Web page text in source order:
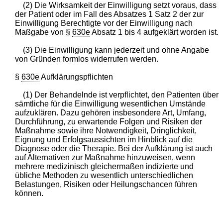
(2) Die Wirksamkeit der Einwilligung setzt voraus, dass
der Patient oder im Fall des Absatzes 1 Satz 2 der zur
Einwilligung Berechtigte vor der Einwilligung nach
Maßgabe von §630eAbsatz 1 bis 4 aufgeklärt worden ist.
(3) Die Einwilligung kann jederzeit und ohne Angabe
von Gründen formlos widerrufen werden.
§630eAufklärungspflichten
(1) Der Behandelnde ist verpflichtet, den Patienten über
sämtliche für die Einwilligung wesentlichen Umstände
aufzuklären. Dazu gehören insbesondere Art, Umfang,
Durchführung, zu erwartende Folgen und Risiken der
Maßnahme sowie ihre Notwendigkeit, Dringlichkeit,
Eignung und Erfolgsaussichten im Hinblick auf die
Diagnose oder die Therapie. Bei der Aufklärung ist auch
auf Alternativen zur Maßnahme hinzuweisen, wenn
mehrere medizinisch gleichermaßen indizierte und
übliche Methoden zu wesentlich unterschiedlichen
Belastungen, Risiken oder Heilungschancen führen
können.